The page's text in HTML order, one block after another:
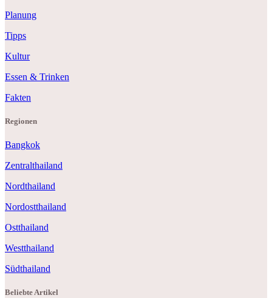
Planung
Tipps
Kultur
Essen & Trinken
Fakten
Regionen
Bangkok
Zentralthailand
Nordthailand
Nordostthailand
Ostthailand
Westthailand
Südthailand
Beliebte Artikel